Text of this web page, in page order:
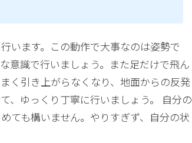
います。この動作で大事なのは姿勢で
意識で行いましょう。また足だけで飛ん
く引き上がらなくなり、地面からの反発
、ゆっくり丁寧に行いましょう。 自分の
ても構いません。やりすぎず、自分の状